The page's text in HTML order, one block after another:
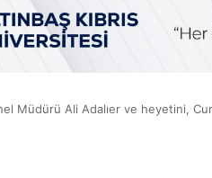
Müdürü Ali Adalıer ve heyetini,